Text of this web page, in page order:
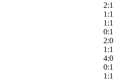
2:1
1:1
1:1
0:1
2:0
1:1
4:0
0:1
1:1